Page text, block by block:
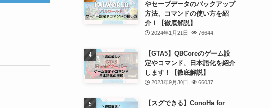
やセーブデータのバックアップ
方法、コマンドの使い方を紹
介！【徹底解説】
2024年1月21日 76644
【GTA5】QBCoreのゲーム設
定やコマンド、日本語化を紹介
します！【徹底解説】
2023年9月30日 66037
【スグできる】ConoHa for